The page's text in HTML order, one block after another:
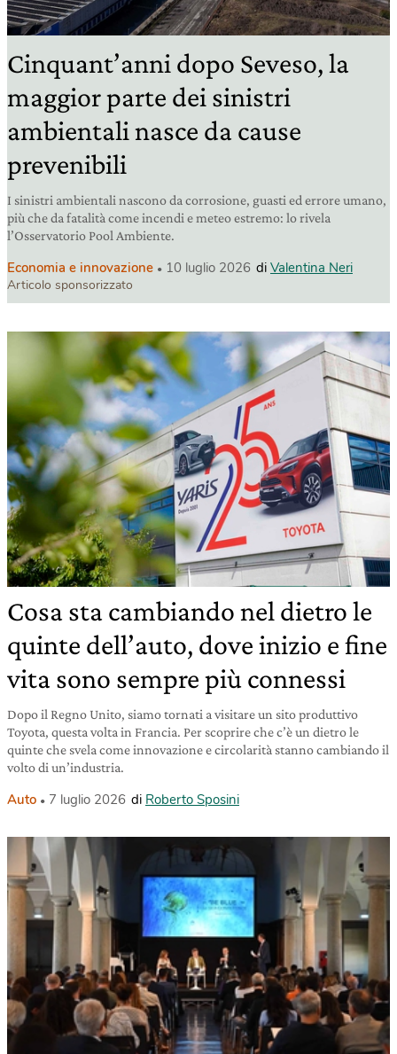
Cinquant’anni dopo Seveso, la
maggior parte dei sinistri
ambientali nasce da cause
prevenibili
I sinistri ambientali nascono da corrosione, guasti ed errore umano,
più che da fatalità come incendi e meteo estremo: lo rivela
l’Osservatorio Pool Ambiente.
Economia e innovazione 10 luglio 2026 di Valentina Neri
Articolo sponsorizzato
Cosa sta cambiando nel dietro le
quinte dell’auto, dove inizio e fine
vita sono sempre più connessi
Dopo il Regno Unito, siamo tornati a visitare un sito produttivo
Toyota, questa volta in Francia. Per scoprire che c’è un dietro le
quinte che svela come innovazione e circolarità stanno cambiando il
volto di un’industria.
Auto 7 luglio 2026 di Roberto Sposini